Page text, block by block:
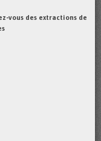
vous des extractions de